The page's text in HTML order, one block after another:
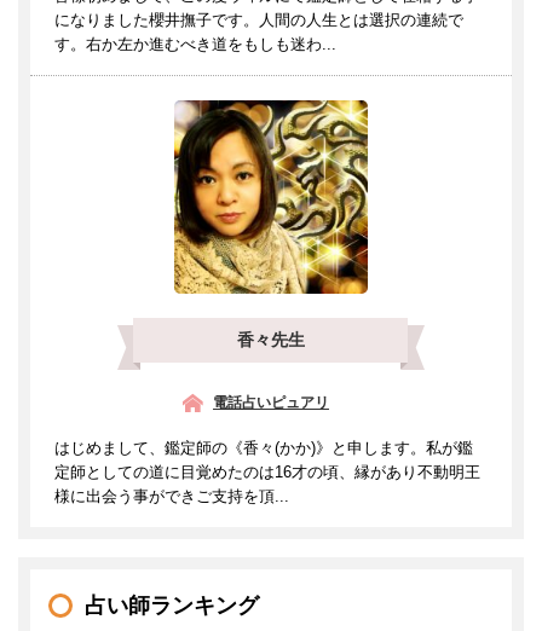
になりました櫻井撫子です。人間の人生とは選択の連続で
す。右か左か進むべき道をもしも迷わ...
香々先生
電話占いピュアリ
はじめまして、鑑定師の《香々(かか)》と申します。私が鑑
定師としての道に目覚めたのは16才の頃、縁があり不動明王
様に出会う事ができご支持を頂...
占い師ランキング